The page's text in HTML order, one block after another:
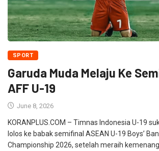
SPORT
Garuda Muda Melaju Ke
AFF U-19
June 8, 2026
KORANPLUS.COM – Timnas Indonesia U-19
lolos ke babak semifinal ASEAN U-19 Boys’
Championship 2026, setelah meraih